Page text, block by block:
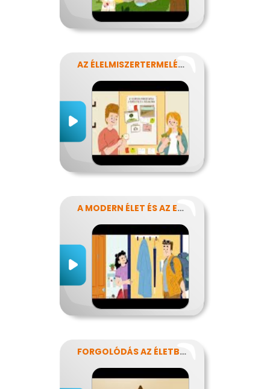
AZ ÉLELMISZERTERMELÉS HATÁSA
A MODERN ÉLET ÉS AZ ENERGIA
FORGOLÓDÁS AZ ÉLETBEN